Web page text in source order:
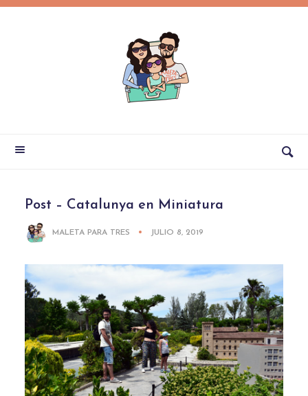
Post – Catalunya en Miniatura
MALETA PARA TRES JULIO 8, 2019